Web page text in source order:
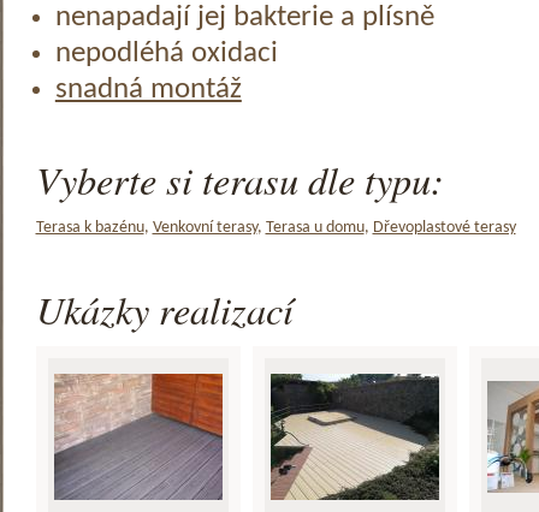
nenapadají jej bakterie a plísně
nepodléhá oxidaci
snadná montáž
Vyberte si terasu dle typu:
Terasa k bazénu, Venkovní terasy, Terasa u domu, Dřevoplastové terasy
Ukázky realizací